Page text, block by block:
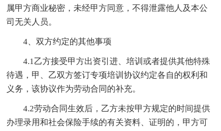
属甲方商业秘密，未经甲方同意，不得泄露他人及本公
司无关人员。
4、双方约定的其他事项
4.1乙方接受甲方出资引进、培训或者提供其他特殊
待遇，甲、乙双方签订专项培训协议约定各自的权利和
义务，该协议作为劳动合同的补充。
4.2劳动合同生效后，乙方未按甲方规定的时间提供
办理录用和社会保险手续的有关资料、证明的，甲方可